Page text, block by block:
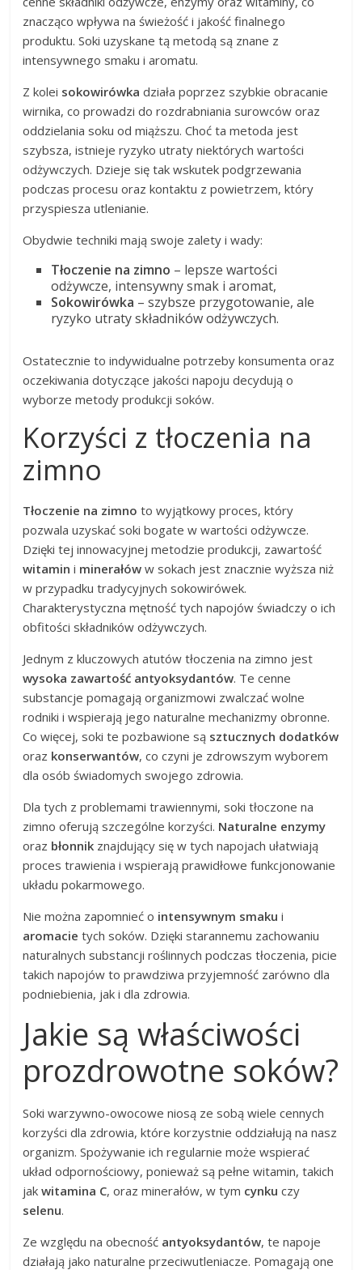
znacząco wpływa na świeżość i jakość finalnego
produktu. Soki uzyskane tą metodą są znane z
intensywnego smaku i aromatu.
Z kolei sokowirówka działa poprzez szybkie obracanie
wirnika, co prowadzi do rozdrabniania surowców oraz
oddzielania soku od miąższu. Choć ta metoda jest
szybsza, istnieje ryzyko utraty niektórych wartości
odżywczych. Dzieje się tak wskutek podgrzewania
podczas procesu oraz kontaktu z powietrzem, który
przyspiesza utlenianie.
Obydwie techniki mają swoje zalety i wady:
Tłoczenie na zimno – lepsze wartości
odżywcze, intensywny smak i aromat,
Sokowirówka – szybsze przygotowanie, ale
ryzyko utraty składników odżywczych.
Ostatecznie to indywidualne potrzeby konsumenta oraz
oczekiwania dotyczące jakości napoju decydują o
wyborze metody produkcji soków.
Korzyści z tłoczenia na
zimno
Tłoczenie na zimno to wyjątkowy proces, który
pozwala uzyskać soki bogate w wartości odżywcze.
Dzięki tej innowacyjnej metodzie produkcji, zawartość
witamin i minerałów w sokach jest znacznie wyższa niż
w przypadku tradycyjnych sokowirówek.
Charakterystyczna mętność tych napojów świadczy o ich
obfitości składników odżywczych.
Jednym z kluczowych atutów tłoczenia na zimno jest
wysoka zawartość antyoksydantów. Te cenne
substancje pomagają organizmowi zwalczać wolne
rodniki i wspierają jego naturalne mechanizmy obronne.
Co więcej, soki te pozbawione są sztucznych dodatków
oraz konserwantów, co czyni je zdrowszym wyborem
dla osób świadomych swojego zdrowia.
Dla tych z problemami trawiennymi, soki tłoczone na
zimno oferują szczególne korzyści. Naturalne enzymy
oraz błonnik znajdujący się w tych napojach ułatwiają
proces trawienia i wspierają prawidłowe funkcjonowanie
układu pokarmowego.
Nie można zapomnieć o intensywnym smaku i
aromacie tych soków. Dzięki starannemu zachowaniu
naturalnych substancji roślinnych podczas tłoczenia, picie
takich napojów to prawdziwa przyjemność zarówno dla
podniebienia, jak i dla zdrowia.
Jakie są właściwości
prozdrowotne soków?
Soki warzywno-owocowe niosą ze sobą wiele cennych
korzyści dla zdrowia, które korzystnie oddziałują na nasz
organizm. Spożywanie ich regularnie może wspierać
układ odpornościowy, ponieważ są pełne witamin, takich
jakwitamina C, oraz minerałów, w tym cynku czy
selenu.
Ze względu na obecność antyoksydantów, te napoje
działają jako naturalne przeciwutleniacze. Pomagają one